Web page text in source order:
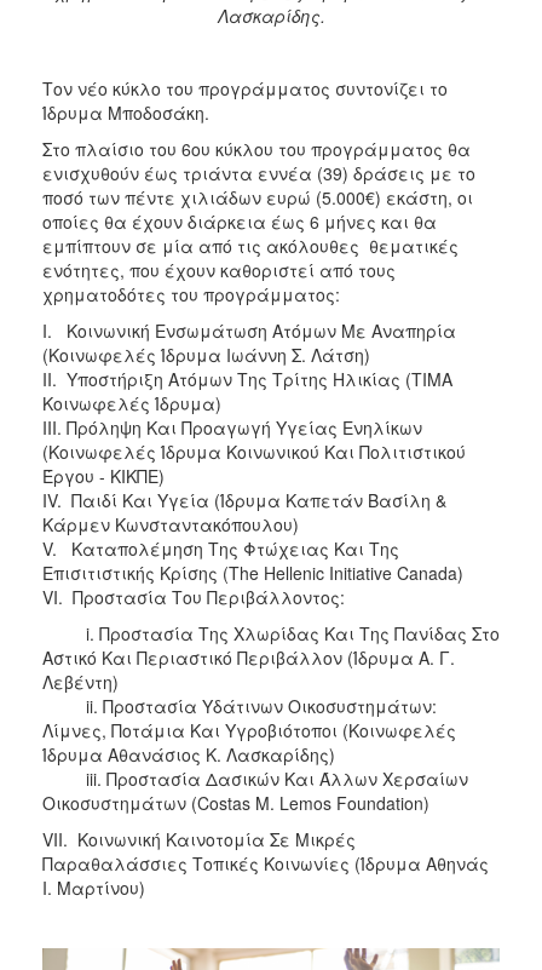
Λασκαρίδης.
Τον νέο κύκλο του προγράμματος συντονίζει το
Ίδρυμα Μποδοσάκη.
Στο πλαίσιο του 6ου κύκλου του προγράμματος θα
ενισχυθούν έως τριάντα εννέα (39) δράσεις με το
ποσό των πέντε χιλιάδων ευρώ (5.000€) εκάστη, οι
οποίες θα έχουν διάρκεια έως 6 μήνες και θα
εμπίπτουν σε μία από τις ακόλουθες θεματικές
ενότητες, που έχουν καθοριστεί από τους
χρηματοδότες του προγράμματος:
I. Κοινωνική Ενσωμάτωση Ατόμων Με Αναπηρία
(Κοινωφελές Ίδρυμα Ιωάννη Σ. Λάτση)
II. Υποστήριξη Ατόμων Της Τρίτης Ηλικίας (ΤΙΜΑ
Κοινωφελές Ίδρυμα)
III. Πρόληψη Και Προαγωγή Υγείας Ενηλίκων
(Κοινωφελές Ίδρυμα Κοινωνικού Και Πολιτιστικού
Έργου - ΚΙΚΠΕ)
IV. Παιδί Και Υγεία (Ίδρυμα Καπετάν Βασίλη &
Κάρμεν Κωνσταντακόπουλου)
V. Καταπολέμηση Της Φτώχειας Και Της
Επισιτιστικής Κρίσης (The Hellenic Initiative Canada)
VI. Προστασία Του Περιβάλλοντος:
i. Προστασία Της Χλωρίδας Και Της Πανίδας Στο
Αστικό Και Περιαστικό Περιβάλλον (Ίδρυμα Α. Γ.
Λεβέντη)
ii. Προστασία Υδάτινων Οικοσυστημάτων:
Λίμνες, Ποτάμια Και Υγροβιότοποι (Κοινωφελές
Ίδρυμα Αθανάσιος Κ. Λασκαρίδης)
iii. Προστασία Δασικών Και Άλλων Χερσαίων
Οικοσυστημάτων (Costas M. Lemos Foundation)
VII. Κοινωνική Καινοτομία Σε Μικρές
Παραθαλάσσιες Τοπικές Κοινωνίες (Ίδρυμα Αθηνάς
Ι. Μαρτίνου)